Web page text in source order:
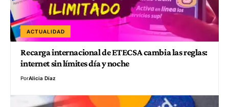
ACTUALIDAD
Recarga internacional de ETECSA cambia las reglas:
internet sin límites día y noche
PorAlicia Díaz